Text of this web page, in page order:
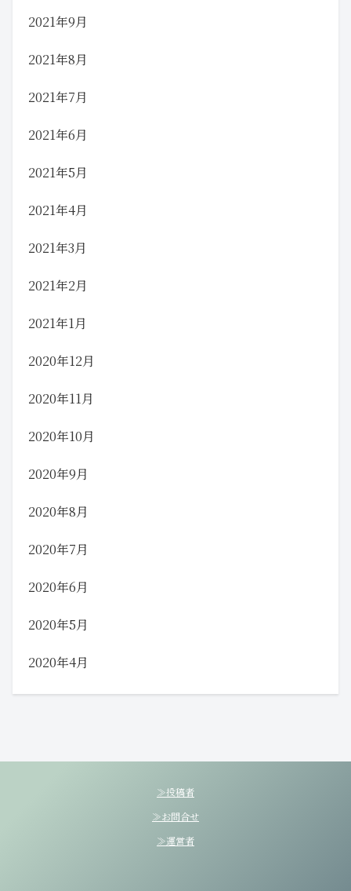
2021年9月
2021年8月
2021年7月
2021年6月
2021年5月
2021年4月
2021年3月
2021年2月
2021年1月
2020年12月
2020年11月
2020年10月
2020年9月
2020年8月
2020年7月
2020年6月
2020年5月
2020年4月
≫投稿者
≫お問合せ
≫運営者